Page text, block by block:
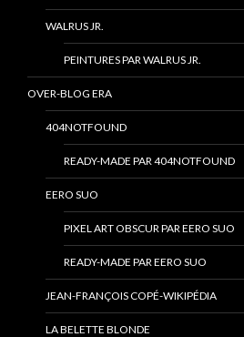
WALRUS JR.
PEINTURES PAR WALRUS JR.
OVER-BLOG ERA
404NOTFOUND
READY-MADE PAR 404NOTFOUND
EERO SUO
PIXEL ART OBSCUR PAR EERO SUO
READY-MADE PAR EERO SUO
JEAN-FRANÇOIS COPÉ-WIKIPÉDIA
LA BELETTE BLONDE